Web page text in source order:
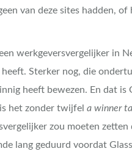
van deze sites hadden, of
werkgeversvergelijker in
Sterker nog, die
heeft bewezen. En dat is
het zonder twijfel a winner
zou moeten zetten
lang geduurd voordat